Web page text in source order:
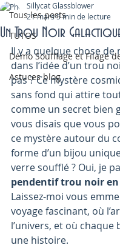
Tous les posts
TUTOS
Démo Soufflage et Filage
Astuces blog
Un Trou Noir
Sillycat Glassblower
21 mars5 min de lecture
Il y a quelque chose de
dans l’idée d’un trou
pas ? Ce mystère
sans fond qui attire
comme un secret bien
vous disais que vous
ce mystère autour du
forme d’un bijou
verre soufflé ? Oui, je
pendentif trou noir
Laissez-moi vous
voyage fascinant, où
l’univers, et où
une histoire.